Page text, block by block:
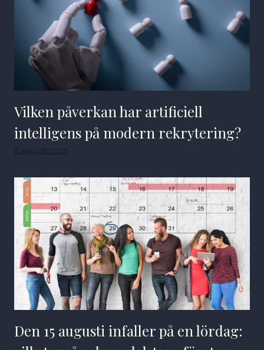
Vilken påverkan har artificiell
intelligens på modern rekrytering?
8 augusti 2026
Den 15 augusti infaller på en lördag: